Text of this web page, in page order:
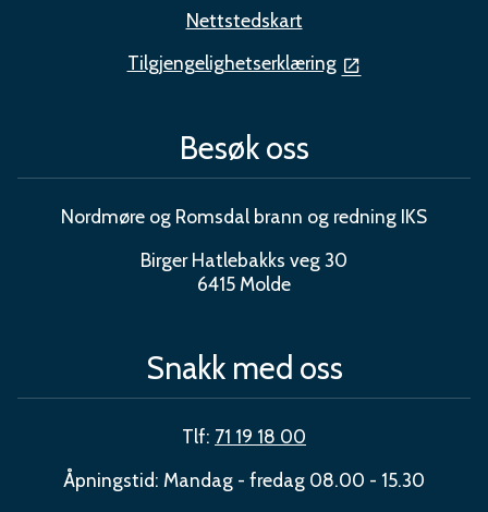
Nettstedskart
Tilgjengelighetserklæring
Besøk oss
Nordmøre og Romsdal brann og redning IKS
Birger Hatlebakks veg 30
6415 Molde
Snakk med oss
Tlf: 71 19 18 00
Åpningstid: Mandag - fredag 08.00 - 15.30